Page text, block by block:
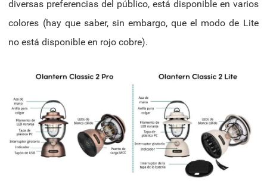
diversas preferencias del público, está disponible en varios
colores (hay que saber, sin embargo, que el modo de Lite
no está disponible en rojo cobre).